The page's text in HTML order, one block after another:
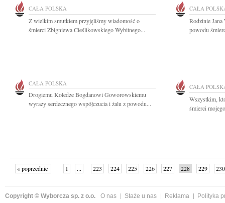
CAŁA POLSKA
Z wielkim smutkiem przyjęliśmy wiadomość o
śmierci Zbigniewa Cieślikowskiego Wybitnego...
CAŁA
Rodzinie Jana
powodu
CAŁA POLSKA
Drogiemu Koledze Bogdanowi Goworowskiemu
wyrazy serdecznego współczucia i żalu z powodu...
CAŁA
Wszystkim,
śmierci
« poprzednie 1 ... 223 224 225 226 227 228 229
230
Copyright © Wyborcza sp. z o.o. O nas Staże u nas Reklama
Polityka